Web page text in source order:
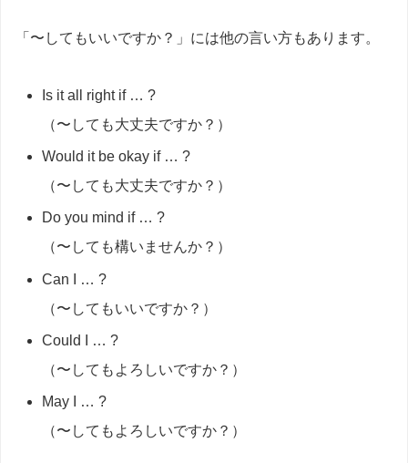
「〜してもいいですか？」には他の言い方もあります。
Is it all right if … ?
（〜しても大丈夫ですか？）
Would it be okay if … ?
（〜しても大丈夫ですか？）
Do you mind if … ?
（〜しても構いませんか？）
Can I … ?
（〜してもいいですか？）
Could I … ?
（〜してもよろしいですか？）
May I … ?
（〜してもよろしいですか？）